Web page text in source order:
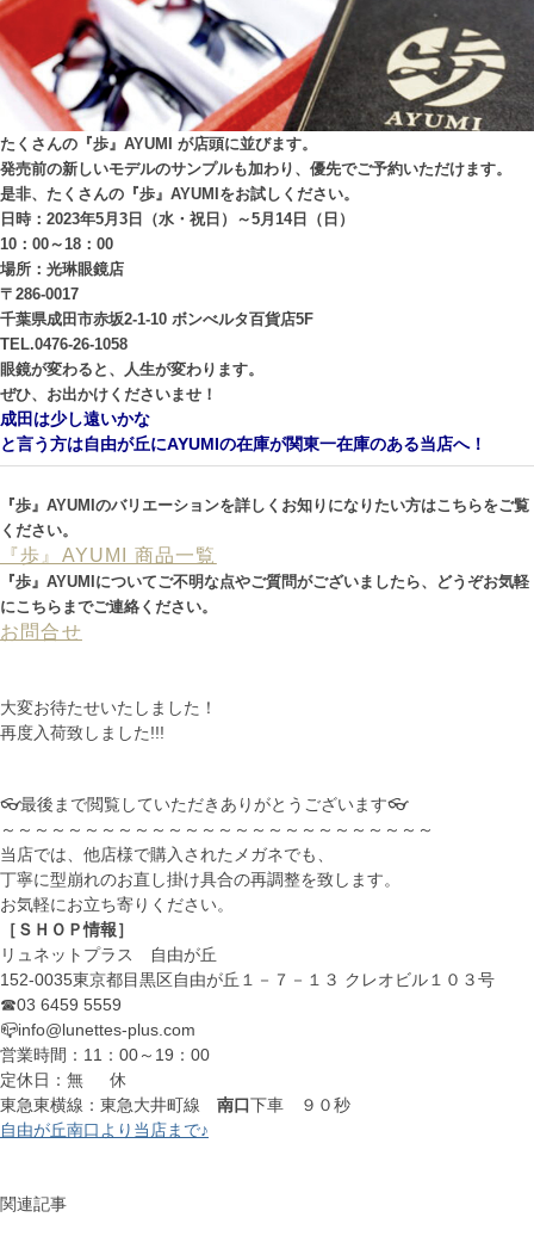
たくさんの『歩』AYUMI が店頭に並びます。
発売前の新しいモデルのサンプルも加わり、優先でご予約いただけます。
是非、たくさんの『歩』AYUMIをお試しください。
日時：2023年5月3日（水・祝日）～5月14日（日）
10：00～18：00
場所：光琳眼鏡店
〒286-0017
千葉県成田市赤坂2-1-10 ボンべルタ百貨店5F
TEL.0476-26-1058
眼鏡が変わると、人生が変わります。
ぜひ、お出かけくださいませ！
成田は少し遠いかな
と言う方は自由が丘にAYUMIの在庫が関東一在庫のある当店へ！
『歩』AYUMIのバリエーションを詳しくお知りになりたい方はこちらをご覧
ください。
『歩』AYUMI 商品一覧
『歩』AYUMIについてご不明な点やご質問がございましたら、どうぞお気軽
にこちらまでご連絡ください。
お問合せ
大変お待たせいたしました！
再度入荷致しました!!!
👓最後まで閲覧していただきありがとうございます👓
～～～～～～～～～～～～～～～～～～～～～～～～～～
当店では、他店様で購入されたメガネでも、
丁寧に型崩れのお直し掛け具合の再調整を致します。
お気軽にお立ち寄りください。
［ＳＨＯＰ情報］
リュネットプラス 自由が丘
152-0035東京都目黒区自由が丘１－７－１３ クレオビル１０３号
☎03 6459 5559
📪info@lunettes-plus.com
営業時間：11：00～19：00
定休日：無 休
東急東横線：東急大井町線 南口下車 ９０秒
自由が丘南口より当店まで♪
関連記事